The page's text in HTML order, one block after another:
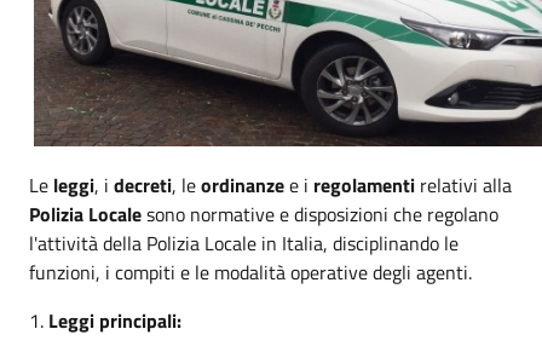
Le leggi, i decreti, leordinanzee i regolamenti relativi alla
Polizia Localesono normative e disposizioni che regolano
l'attività della Polizia Locale in Italia, disciplinando le
funzioni, i compiti e le modalità operative degli agenti.
1. Leggi principali: